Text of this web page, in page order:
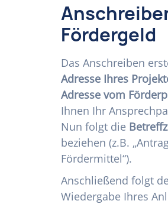
Fördergeld
Das Anschreiben
Adresse Ihres
Adresse vom
Ihnen Ihr
Nun folgt die
beziehen (z.B.
Fördermittel“).
Anschließend folgt
Wiedergabe Ihres